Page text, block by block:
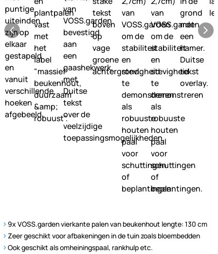
9x VOSS.garden vierkante palen van beukenhout lengte: 130 cm
Zeer geschikt voor afbakeningen in de tuin zoals bloembedden
Ook geschikt als omheiningspaal, rankhulp etc.